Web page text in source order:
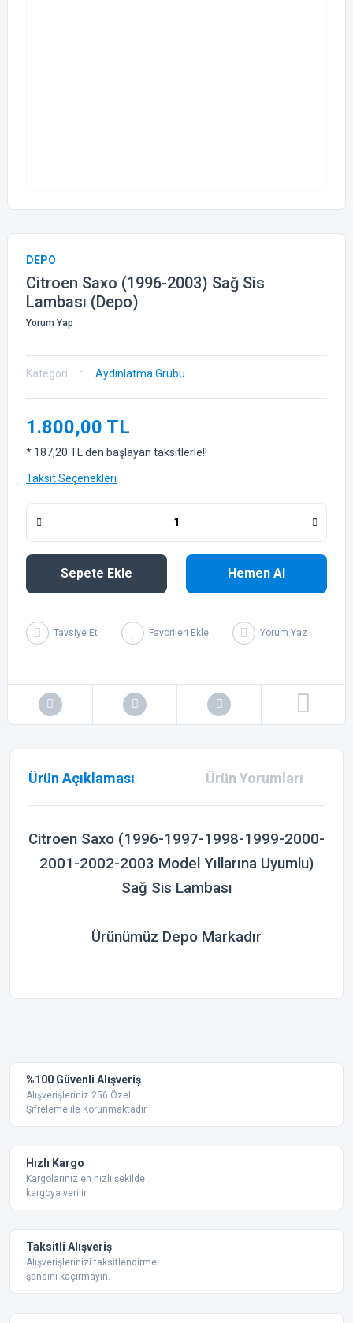
DEPO
Citroen Saxo (1996-2003) Sağ Sis
Lambası (Depo)
Yorum Yap
Kategori Aydınlatma Grubu
1.800,00 TL
* 187,20 TL den başlayan taksitlerle!!
Taksit Seçenekleri
Sepete Ekle Hemen Al
Tavsiye Et Yorum Yaz
Ürün Açıklaması Ürün Yorumları
Citroen Saxo (1996-1997-1998-1999-2000-
2001-2002-2003 Model Yıllarına Uyumlu)
Sağ Sis Lambası
Ürünümüz Depo Markadır
Ürün resmi kalitesiz, bozuk veya görüntülenemiyor.
Ürün açıklamasında eksik bilgiler bulunuyor.
Bu ürüne benzer farklı alternatifler olmalı.
%100 Güvenli Alışveriş
Alışverişleriniz 256 Özel
Şifreleme ile Korunmaktadır.
Hızlı Kargo
Kargolarınız en hızlı şekilde
kargoya verilir
Taksitli Alışveriş
Alışverişlerinizi taksitlendirme
şansını kaçırmayın.